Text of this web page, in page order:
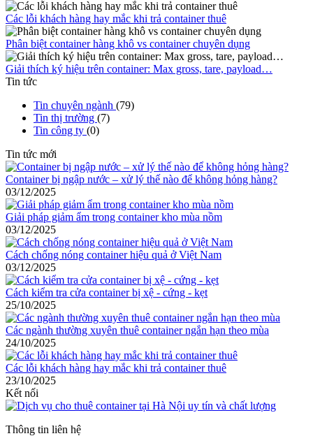
Các lỗi khách hàng hay mắc khi trả container thuê
Phân biệt container hàng khô vs container chuyên dụng
Giải thích ký hiệu trên container: Max gross, tare, payload…
Tin tức
Tin chuyên ngành (79)
Tin thị trường (7)
Tin công ty (0)
Tin tức mới
Container bị ngập nước – xử lý thế nào để không hỏng hàng?
03/12/2025
Giải pháp giảm ẩm trong container kho mùa nồm
03/12/2025
Cách chống nóng container hiệu quả ở Việt Nam
03/12/2025
Cách kiểm tra cửa container bị xệ - cứng - kẹt
25/10/2025
Các ngành thường xuyên thuê container ngắn hạn theo mùa
24/10/2025
Các lỗi khách hàng hay mắc khi trả container thuê
23/10/2025
Kết nối
Thông tin liên hệ